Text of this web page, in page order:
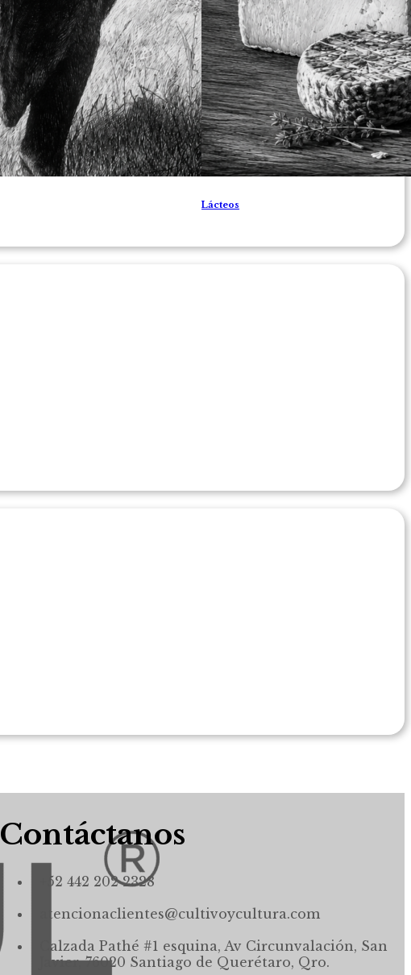
Lácteos
Contáctanos
+52 442 202 2328
atencionaclientes@cultivoycultura.com
Calzada Pathé #1 esquina, Av Circunvalación, San
Javier, 76020 Santiago de Querétaro, Qro.